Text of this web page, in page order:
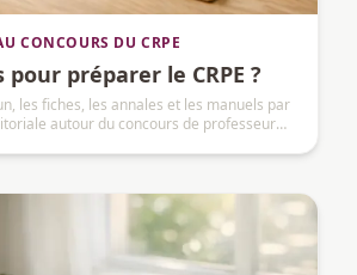
CONCOURS DU CRPE
pour préparer le CRPE ?
les fiches, les annales et les manuels par
autour du concours de professeur
de candidats dépensent plus d’énergie à